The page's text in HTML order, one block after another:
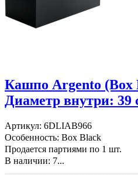
Кашпо Argento (Box
Диаметр внутри: 39
Артикул: 6DLIAB966
Особенность: Box Black
Продается партиями по 1 шт.
В наличии: 7...